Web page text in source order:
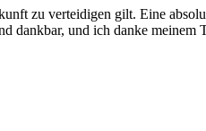
zu verteidigen gilt. Eine
dankbar, und ich danke meinem